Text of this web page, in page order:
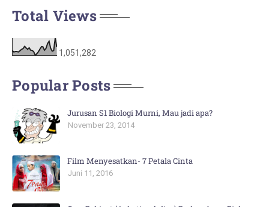
Total Views
1,051,282
Popular Posts
Jurusan S1 Biologi Murni, Mau jadi apa?
November 23, 2014
Film Menyesatkan- 7 Petala Cinta
Juni 11, 2016